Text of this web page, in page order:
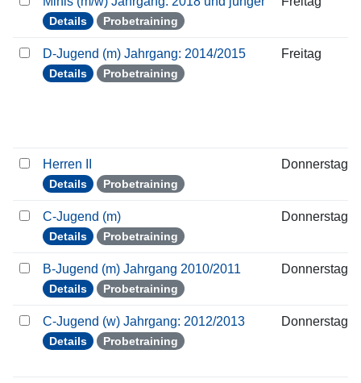
Details Probetraining
D-Jugend (m) Jahrgang: 2014/2015
Details Probetraining
Freitag
Herren II
Details Probetraining
Donnerstag
C-Jugend (m)
Details Probetraining
Donnerstag
B-Jugend (m) Jahrgang 2010/2011
Details Probetraining
Donnerstag
C-Jugend (w) Jahrgang: 2012/2013
Details Probetraining
Donnerstag